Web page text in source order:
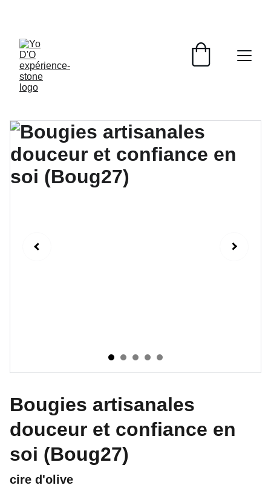
Bougies artisanales
douceur et confiance en
soi (Boug27)
cire d'olive